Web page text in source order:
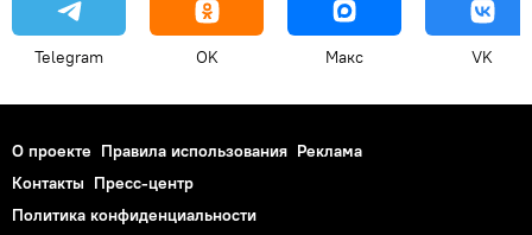
Telegram OK Макс VK
О проекте Правила использования Реклама
Контакты Пресс-центр
Политика конфиденциальности